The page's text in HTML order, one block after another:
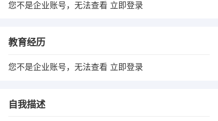
您不是企业账号，无法查看 立即登录
教育经历
您不是企业账号，无法查看 立即登录
自我描述